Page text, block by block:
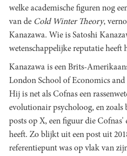
welke academische figuren nog
van de Cold Winter Theory,
Kanazawa. Wie is Satoshi
wetenschappelijke reputatie heeft
Kanazawa is een Brits-
London School of Economics
Hij is net als Cofnas een
evolutionair psycholoog, en
posts op X, een figuur die Cofnas'
heeft. Zo blijkt uit een post uit
referentiepunt was op vlak van